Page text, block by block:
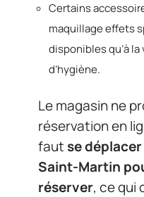
Certains
maquillage effets
disponibles qu’à
d’hygiène.
Le magasin ne
réservation en
faut se
Saint-Martin
réserver, ce qui